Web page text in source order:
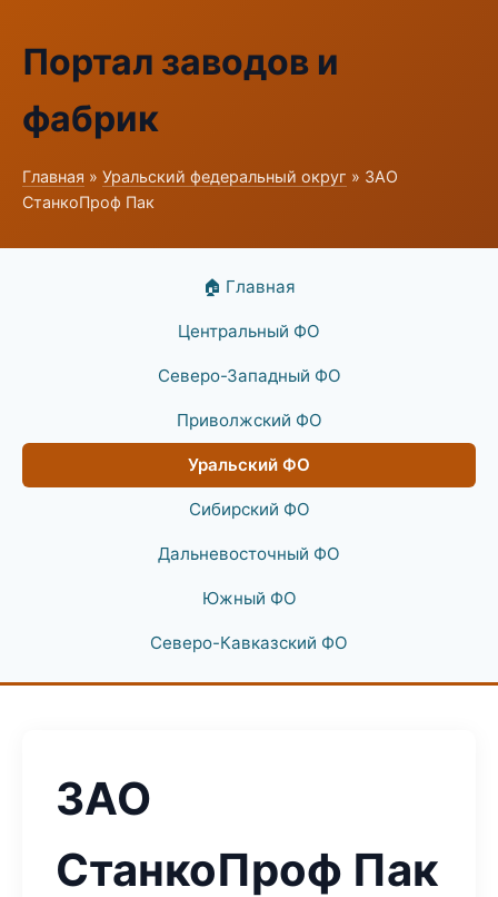
Портал заводов и
фабрик
Главная » Уральский федеральный округ » ЗАО
СтанкоПроф Пак
🏠 Главная
Центральный ФО
Северо-Западный ФО
Приволжский ФО
Уральский ФО
Сибирский ФО
Дальневосточный ФО
Южный ФО
Северо-Кавказский ФО
ЗАО
СтанкоПроф Пак